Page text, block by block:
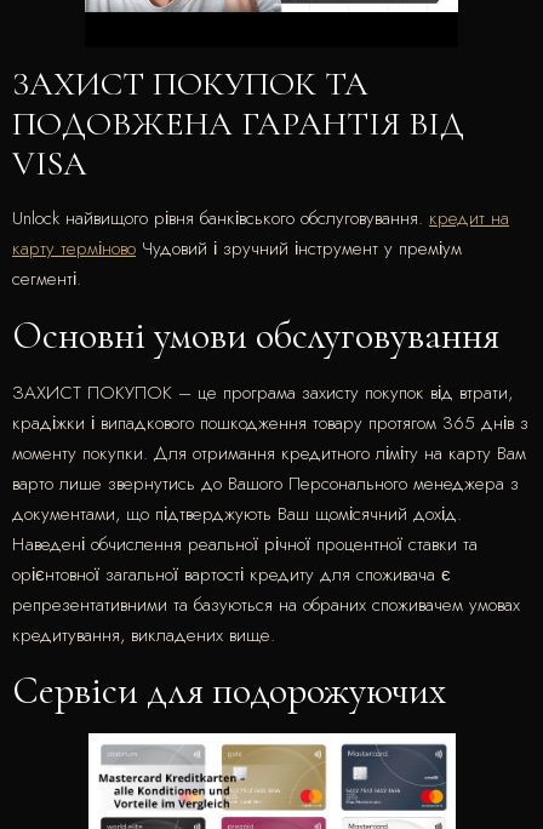
ЗАХИСТ ПОКУПОК ТА
ПОДОВЖЕНА ГАРАНТІЯ ВІД
VISA
Unlock найвищого рівня банківського обслуговування. кредит на
карту терміново Чудовий і зручний інструмент у преміум
сегменті.
Основні умови обслуговування
ЗАХИСТ ПОКУПОК – це програма захисту покупок від втрати,
крадіжки і випадкового пошкодження товару протягом 365 днів з
моменту покупки. Для отримання кредитного ліміту на карту Вам
варто лише звернутись до Вашого Персонального менеджера з
документами, що підтверджують Ваш щомісячний дохід.
Наведені обчислення реальної річної процентної ставки та
орієнтовної загальної вартості кредиту для споживача є
репрезентативними та базуються на обраних споживачем умовах
кредитування, викладених вище.
Сервіси для подорожуючих